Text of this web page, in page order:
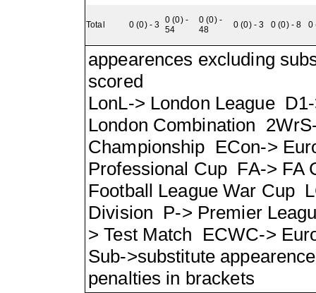
Total 0 (0) - 3
0 (0) -
54
0 (0) -
48
0 (0) - 3 0 (0) - 8 0
appearences excluding
scored
LonL-> London League
London Combination
Championship ECon->
Professional Cup FA->
Football League War Cup
Division P-> Premier
> Test Match ECWC->
Sub->substitute
penalties in brackets